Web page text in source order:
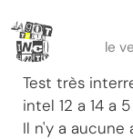
le
Test très
intel 12 a 14 a
Il n'y a aucune